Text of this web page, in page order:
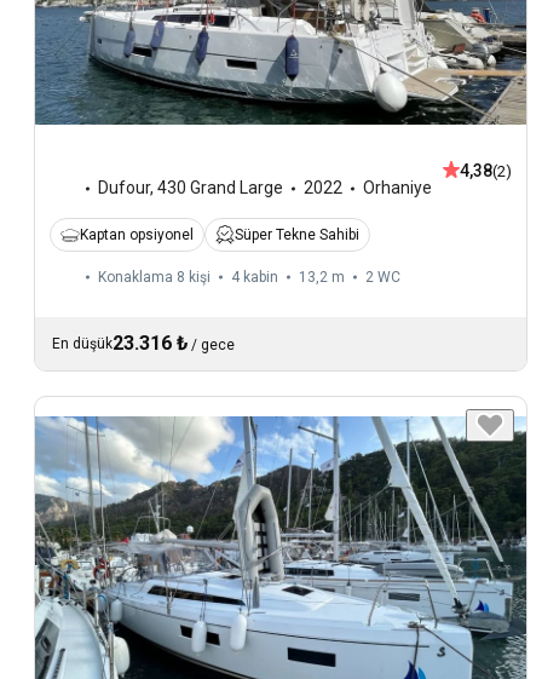
Dufour, 430 Grand Large 2022 Orhaniye
4,38(2)
Kaptan opsiyonel Süper Tekne Sahibi
Konaklama 8 kişi 4 kabin 13,2 m 2 WC
En düşük23.316 ₺ / gece